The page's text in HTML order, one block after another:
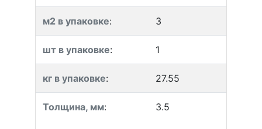
м2 в упаковке: 3
шт в упаковке: 1
кг в упаковке: 27.55
Толщина, мм: 3.5